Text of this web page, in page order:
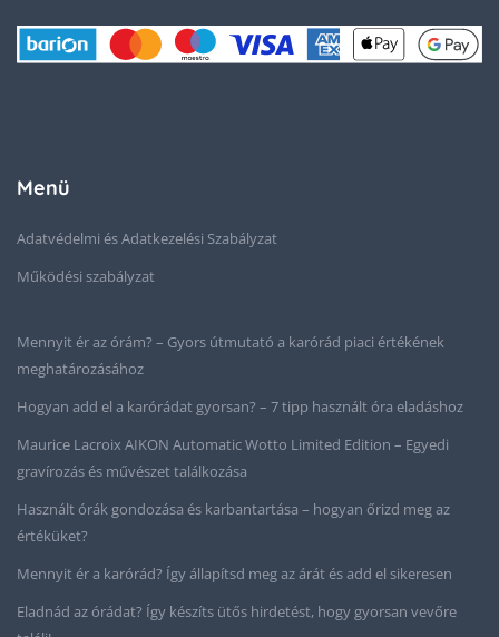
Menü
Adatvédelmi és Adatkezelési Szabályzat
Működési szabályzat
Mennyit ér az órám? – Gyors útmutató a karórád piaci értékének
meghatározásához
Hogyan add el a karórádat gyorsan? – 7 tipp használt óra eladáshoz
Maurice Lacroix AIKON Automatic Wotto Limited Edition – Egyedi
gravírozás és művészet találkozása
Használt órák gondozása és karbantartása – hogyan őrizd meg az
értéküket?
Mennyit ér a karórád? Így állapítsd meg az árát és add el sikeresen
Eladnád az órádat? Így készíts ütős hirdetést, hogy gyorsan vevőre